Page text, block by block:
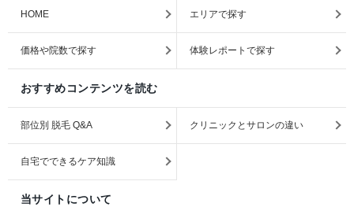
HOME エリアで探す
価格や院数で探す 体験レポートで探す
おすすめコンテンツを読む
部位別 脱毛 Q&A クリニックとサロンの違い
自宅でできるケア知識
当サイトについて